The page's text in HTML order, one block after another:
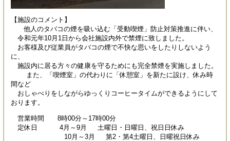
【施設のコメント】
他人のタバコの煙を吸い込む「受動喫煙」防止対策推進に伴い、
令和元年10月1日から会社施設内外で禁煙に致しました。
お客様及び従業員がタバコの煙で不快な思いをしたりしないよう
に、
施設内に居る方々の健康を守るためにも完全禁煙を実施しました。
また、「喫煙室」の代わりに「休憩室」を新たに設け、休み時
間など
おしゃべりをしながらゆっくりコーヒータイムができるようにして
おります。
営業時間 8時00分～17時00分
定休日 4月～9月 土曜日・日曜日、祝日日休み
10月～3月 第2・第4土曜日、日曜祝日休み